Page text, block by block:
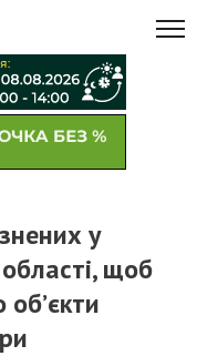
у
щоб